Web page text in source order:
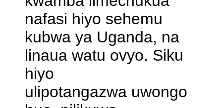
nafasi hiyo sehemu
kubwa ya Uganda, na
linaua watu ovyo. Siku
hiyo
ulipotangazwa uwongo